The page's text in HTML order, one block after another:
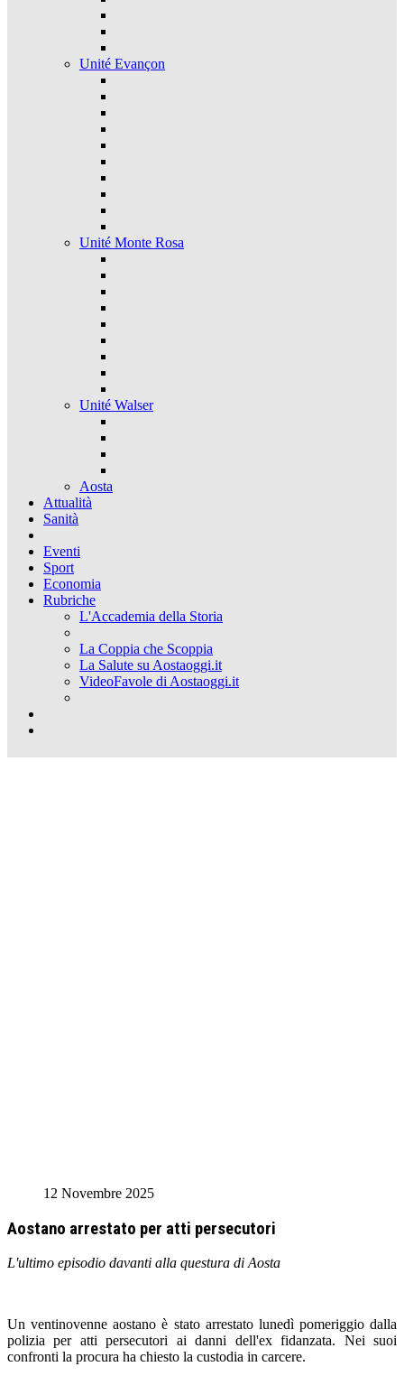
Unité Evançon
Unité Monte Rosa
Unité Walser
Aosta
Attualità
Sanità
Eventi
Sport
Economia
Rubriche
L'Accademia della Storia
La Coppia che Scoppia
La Salute su Aostaoggi.it
VideoFavole di Aostaoggi.it
12 Novembre 2025
Aostano arrestato per atti persecutori
L'ultimo episodio davanti alla questura di Aosta
Un ventinovenne aostano è stato arrestato lunedì pomeriggio dalla
polizia per atti persecutori ai danni dell'ex fidanzata. Nei suoi
confronti la procura ha chiesto la custodia in carcere.